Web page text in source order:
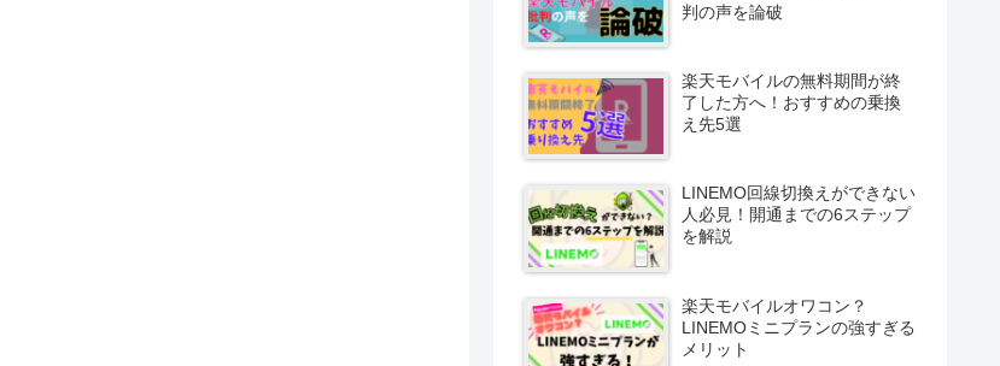
判の声を論破
楽天モバイルの無料期間が終
了した方へ！おすすめの乗換
え先5選
LINEMO回線切換えができない
人必見！開通までの6ステップ
を解説
楽天モバイルオワコン？
LINEMOミニプランの強すぎる
メリット